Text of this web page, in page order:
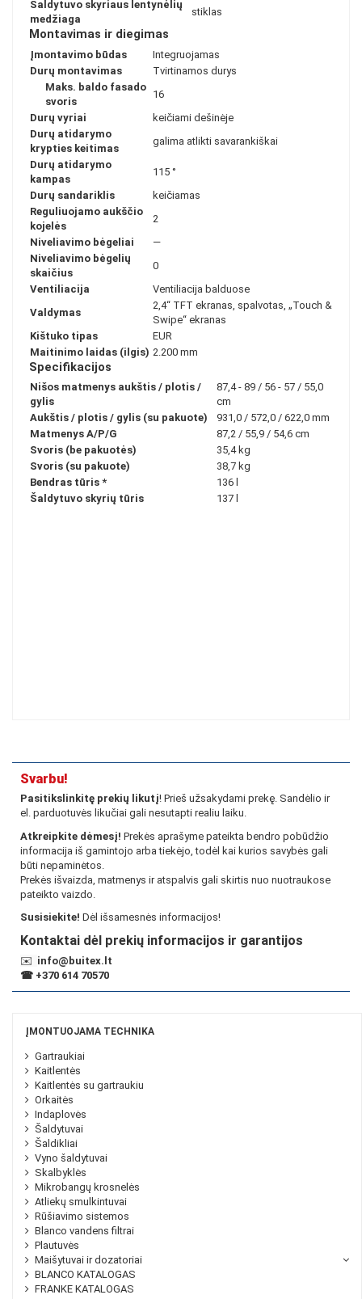
Šaldytuvo skyriaus lentynėlių
medžiaga
stiklas
Montavimas ir diegimas
Įmontavimo būdas
Integruojamas
Durų montavimas
Tvirtinamos durys
Maks. baldo fasado
svoris
16
Durų vyriai
keičiami dešinėje
Durų atidarymo
krypties keitimas
galima atlikti savarankiškai
Durų atidarymo
kampas
115 °
Durų sandariklis
keičiamas
Reguliuojamo aukščio
kojelės
2
Niveliavimo bėgeliai
—
Niveliavimo bėgelių
skaičius
0
Ventiliacija
Ventiliacija balduose
Valdymas
2,4“ TFT ekranas, spalvotas, „Touch &
Swipe“ ekranas
Kištuko tipas
EUR
Maitinimo laidas (ilgis) 2.200 mm
Specifikacijos
Nišos matmenys aukštis / plotis /
gylis
87,4 - 89 / 56 - 57 / 55,0
cm
Aukštis / plotis / gylis (su pakuote)
931,0 / 572,0 / 622,0 mm
Matmenys A/P/G
87,2 / 55,9 / 54,6 cm
Svoris (be pakuotės)
35,4 kg
Svoris (su pakuote)
38,7 kg
Bendras tūris *
136 l
Šaldytuvo skyrių tūris
137 l
Svarbu!
Pasitikslinkitę prekių likutį! Prieš užsakydami prekę. Sandėlio ir
el. parduotuvės likučiai gali nesutapti realiu laiku.
Atkreipkite dėmesį! Prekės aprašyme pateikta bendro pobūdžio
informacija iš gamintojo arba tiekėjo, todėl kai kurios savybės gali
būti nepaminėtos.
Prekės išvaizda, matmenys ir atspalvis gali skirtis nuo nuotraukose
pateikto vaizdo.
Susisiekite! Dėl išsamesnės informacijos!
Kontaktai dėl prekių informacijos ir garantijos
✉️ info@buitex.lt
☎ +370 614 70570
ĮMONTUOJAMA TECHNIKA
Gartraukiai
Kaitlentės
Kaitlentės su gartraukiu
Orkaitės
Indaplovės
Šaldytuvai
Šaldikliai
Vyno šaldytuvai
Skalbyklės
Mikrobangų krosnelės
Atliekų smulkintuvai
Rūšiavimo sistemos
Blanco vandens filtrai
Plautuvės
Maišytuvai ir dozatoriai
BLANCO KATALOGAS
FRANKE KATALOGAS